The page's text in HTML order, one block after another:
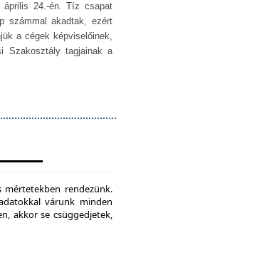
április 24.-én. Tíz csapat
számmal akadtak, ezért
a cégek képviselőinek,
Szakosztály tagjainak a
rendezünk.
várunk minden
akkor se csüggedjetek,